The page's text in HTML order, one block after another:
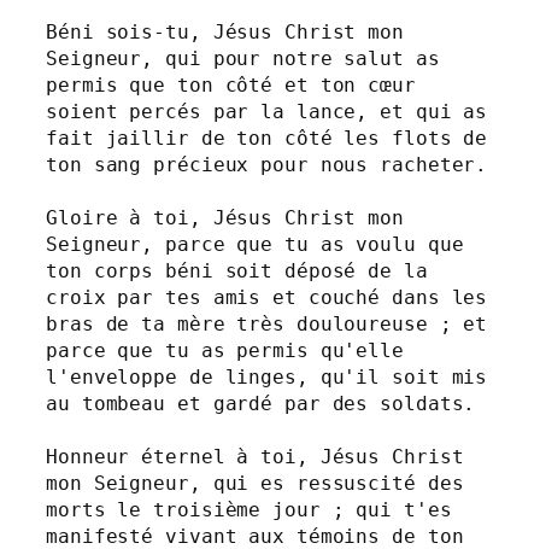
Béni sois-tu, Jésus Christ mon
Seigneur, qui pour notre salut as
permis que ton côté et ton cœur
soient percés par la lance, et qui as
fait jaillir de ton côté les flots de
ton sang précieux pour nous racheter.
Gloire à toi, Jésus Christ mon
Seigneur, parce que tu as voulu que
ton corps béni soit déposé de la
croix par tes amis et couché dans les
bras de ta mère très douloureuse ; et
parce que tu as permis qu'elle
l'enveloppe de linges, qu'il soit mis
au tombeau et gardé par des soldats.
Honneur éternel à toi, Jésus Christ
mon Seigneur, qui es ressuscité des
morts le troisième jour ; qui t'es
manifesté vivant aux témoins de ton